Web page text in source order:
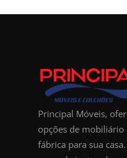
Principal Móveis,
opções de
fábrica para sua